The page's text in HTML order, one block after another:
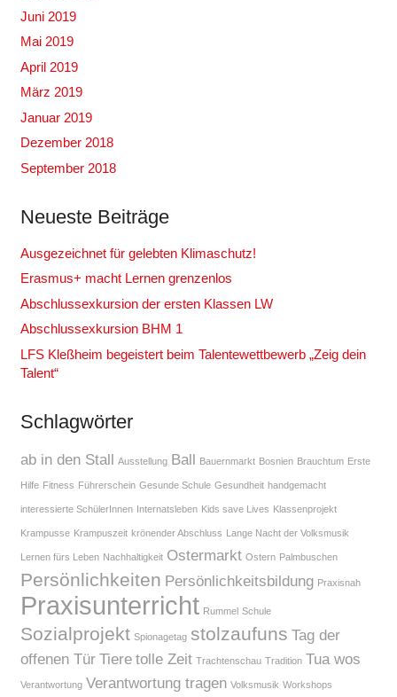
Juni 2019
Mai 2019
April 2019
März 2019
Januar 2019
Dezember 2018
September 2018
Neueste Beiträge
Ausgezeichnet für gelebten Klimaschutz!
Erasmus+ macht Lernen grenzenlos
Abschlussexkursion der ersten Klassen LW
Abschlussexkursion BHM 1
LFS Kleßheim begeistert beim Talentewettbewerb „Zeig dein
Talent“
Schlagwörter
ab in den Stall Ausstellung Ball Bauernmarkt Bosnien Brauchtum Erste
Hilfe Fitness Führerschein Gesunde Schule Gesundheit handgemacht
interessierte SchülerInnen Internatsleben Kids save Lives Klassenprojekt
Krampusse Krampuszeit krönender Abschluss Lange Nacht der Volksmusik
Lernen fürs Leben Nachhaltigkeit Ostermarkt Ostern Palmbuschen
Persönlichkeiten Persönlichkeitsbildung Praxisnah
Praxisunterricht Rummel Schule
Sozialprojekt Spionagetag stolzaufuns Tag der
offenen Tür Tiere tolle Zeit Trachtenschau Tradition Tua wos
Verantwortung Verantwortung tragen Volksmusik Workshops